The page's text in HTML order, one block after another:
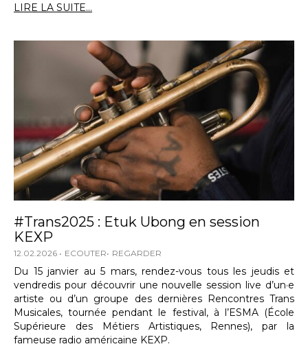
LIRE LA SUITE...
#Trans2025 : Etuk Ubong en session
KEXP
12.02.2026 ECOUTER REGARDER
Du 15 janvier au 5 mars, rendez-vous tous les jeudis et
vendredis pour découvrir une nouvelle session live d’un·e
artiste ou d’un groupe des dernières Rencontres Trans
Musicales, tournée pendant le festival, à l’ESMA (École
Supérieure des Métiers Artistiques, Rennes), par la
fameuse radio américaine KEXP.